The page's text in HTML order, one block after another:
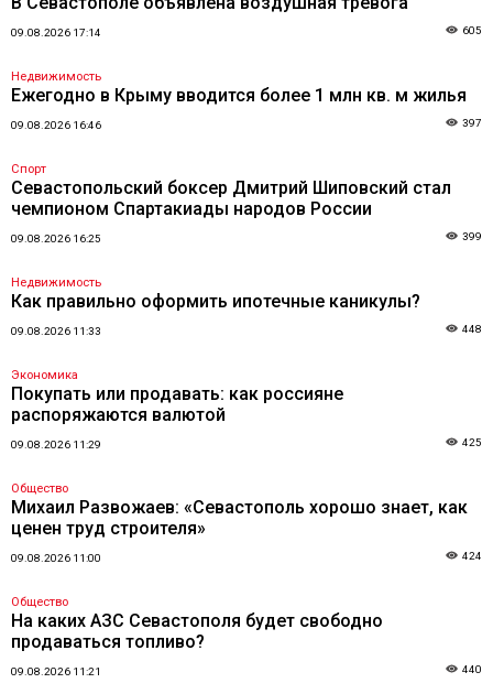
09.08.2026 17:14 605
Недвижимость
Ежегодно в Крыму вводится более 1 млн кв. м жилья
09.08.2026 16:46 397
Спорт
Севастопольский боксер Дмитрий Шиповский стал
чемпионом Спартакиады народов России
09.08.2026 16:25 399
Недвижимость
Как правильно оформить ипотечные каникулы?
09.08.2026 11:33 448
Экономика
Покупать или продавать: как россияне
распоряжаются валютой
09.08.2026 11:29 425
Общество
Михаил Развожаев: «Севастополь хорошо знает, как
ценен труд строителя»
09.08.2026 11:00 424
Общество
На каких АЗС Севастополя будет свободно
продаваться топливо?
09.08.2026 11:21 440